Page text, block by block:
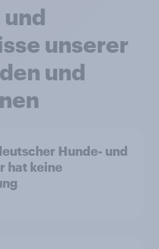
unserer
und
Hunde- und
hat keine